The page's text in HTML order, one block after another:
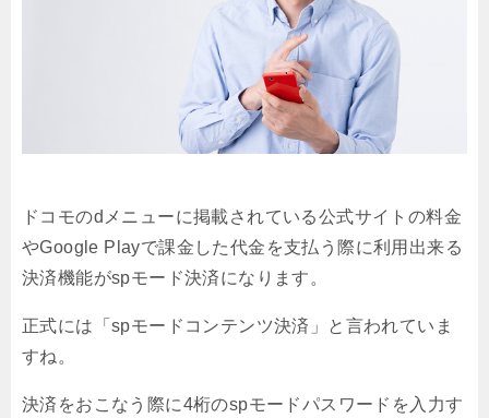
ドコモのdメニューに掲載されている公式サイトの料金
やGoogle Playで課金した代金を支払う際に利用出来る
決済機能がspモード決済になります。
正式には「spモードコンテンツ決済」と言われていま
すね。
決済をおこなう際に4桁のspモードパスワードを入力す